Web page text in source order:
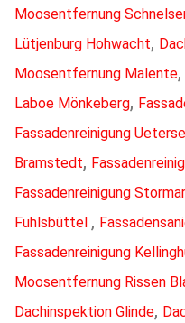
Moosentfernung
Lütjenburg Hohwacht,
Moosentfernung Malente,
Laboe Mönkeberg,
Fassadenreinigung
Bramstedt,
Fassadenreinigung
Fuhlsbüttel ,
Fassadenreinigung
Moosentfernung Rissen
Dachinspektion Glinde,